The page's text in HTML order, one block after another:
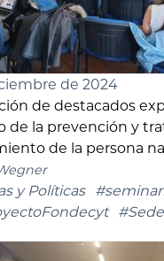
de 2024
de destacados
de la prevención y
de la persona
y Políticas